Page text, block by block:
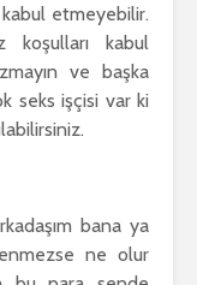
etmeyebilir.
koşulları kabul
ve başka
seks işçisi var ki
bana ya
ne olur